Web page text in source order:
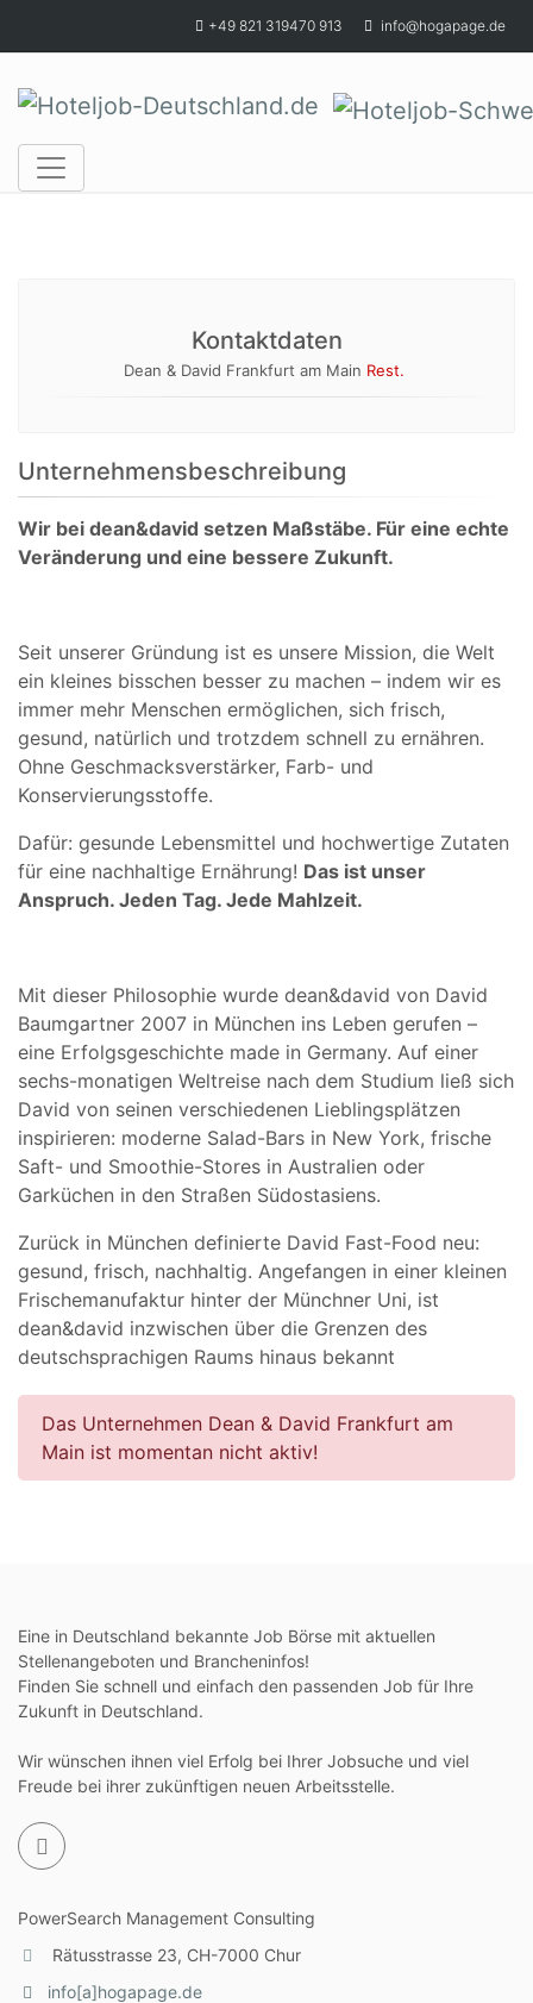
+49 821 319470 913 info@hogapage.de
Kontaktdaten
Dean & David Frankfurt am Main Rest.
Unternehmensbeschreibung
Wir bei dean&david setzen Maßstäbe. Für eine echte
Veränderung und eine bessere Zukunft.
Seit unserer Gründung ist es unsere Mission, die Welt
ein kleines bisschen besser zu machen – indem wir es
immer mehr Menschen ermöglichen, sich frisch,
gesund, natürlich und trotzdem schnell zu ernähren.
Ohne Geschmacksverstärker, Farb- und
Konservierungsstoffe.
Dafür: gesunde Lebensmittel und hochwertige Zutaten
für eine nachhaltige Ernährung! Das ist unser
Anspruch. Jeden Tag. Jede Mahlzeit.
Mit dieser Philosophie wurde dean&david von David
Baumgartner 2007 in München ins Leben gerufen –
eine Erfolgsgeschichte made in Germany. Auf einer
sechs-monatigen Weltreise nach dem Studium ließ sich
David von seinen verschiedenen Lieblingsplätzen
inspirieren: moderne Salad-Bars in New York, frische
Saft- und Smoothie-Stores in Australien oder
Garküchen in den Straßen Südostasiens.
Zurück in München definierte David Fast-Food neu:
gesund, frisch, nachhaltig. Angefangen in einer kleinen
Frischemanufaktur hinter der Münchner Uni, ist
dean&david inzwischen über die Grenzen des
deutschsprachigen Raums hinaus bekannt
Das Unternehmen Dean & David Frankfurt am
Main ist momentan nicht aktiv!
Eine in Deutschland bekannte Job Börse mit aktuellen
Stellenangeboten und Brancheninfos!
Finden Sie schnell und einfach den passenden Job für Ihre
Zukunft in Deutschland.
Wir wünschen ihnen viel Erfolg bei Ihrer Jobsuche und viel
Freude bei ihrer zukünftigen neuen Arbeitsstelle.
PowerSearch Management Consulting
Rätusstrasse 23, CH-7000 Chur
info[a]hogapage.de